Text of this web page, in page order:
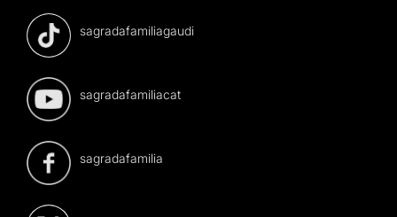
sagradafamiliagaudi
sagradafamiliacat
sagradafamilia